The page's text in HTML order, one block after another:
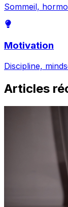
Sommeil,
Motivation
Discipline,
Articles